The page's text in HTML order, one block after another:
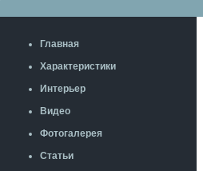
Главная
Характеристики
Интерьер
Видео
Фотогалерея
Статьи